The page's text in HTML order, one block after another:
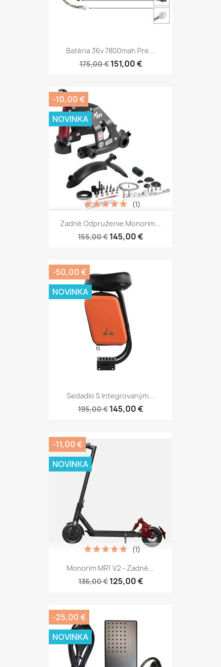
Batéria 36v 7800mah Pre...
175,00 € 151,00 €
Zadné Odpruženie Monorim...
155,00 € 145,00 €
(1)
-10,00 €
NOVINKA
Sedadlo S Integrovaným...
195,00 € 145,00 €
-50,00 €
NOVINKA
Monorim MR1 V2 - Zadné...
136,00 € 125,00 €
(1)
-11,00 €
NOVINKA
-25,00 €
NOVINKA